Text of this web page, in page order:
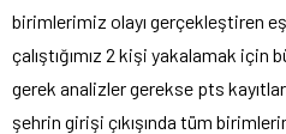
birimlerimiz olayı gerçekleştiren
çalıştığımız 2 kişi yakalamak için
gerek analizler gerekse pts
şehrin girişi çıkışında tüm